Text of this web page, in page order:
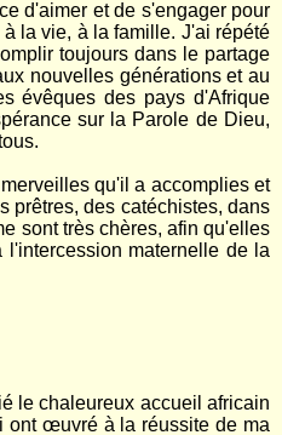
d'aimer et de s'engager pour
la vie, à la famille. J'ai répété
toujours dans le partage
nouvelles générations et au
évêques des pays d'Afrique
sur la Parole de Dieu,
qu'il a accomplies et
prêtres, des catéchistes, dans
sont très chères, afin qu'elles
maternelle de la
le chaleureux accueil africain
ont œuvré à la réussite de ma